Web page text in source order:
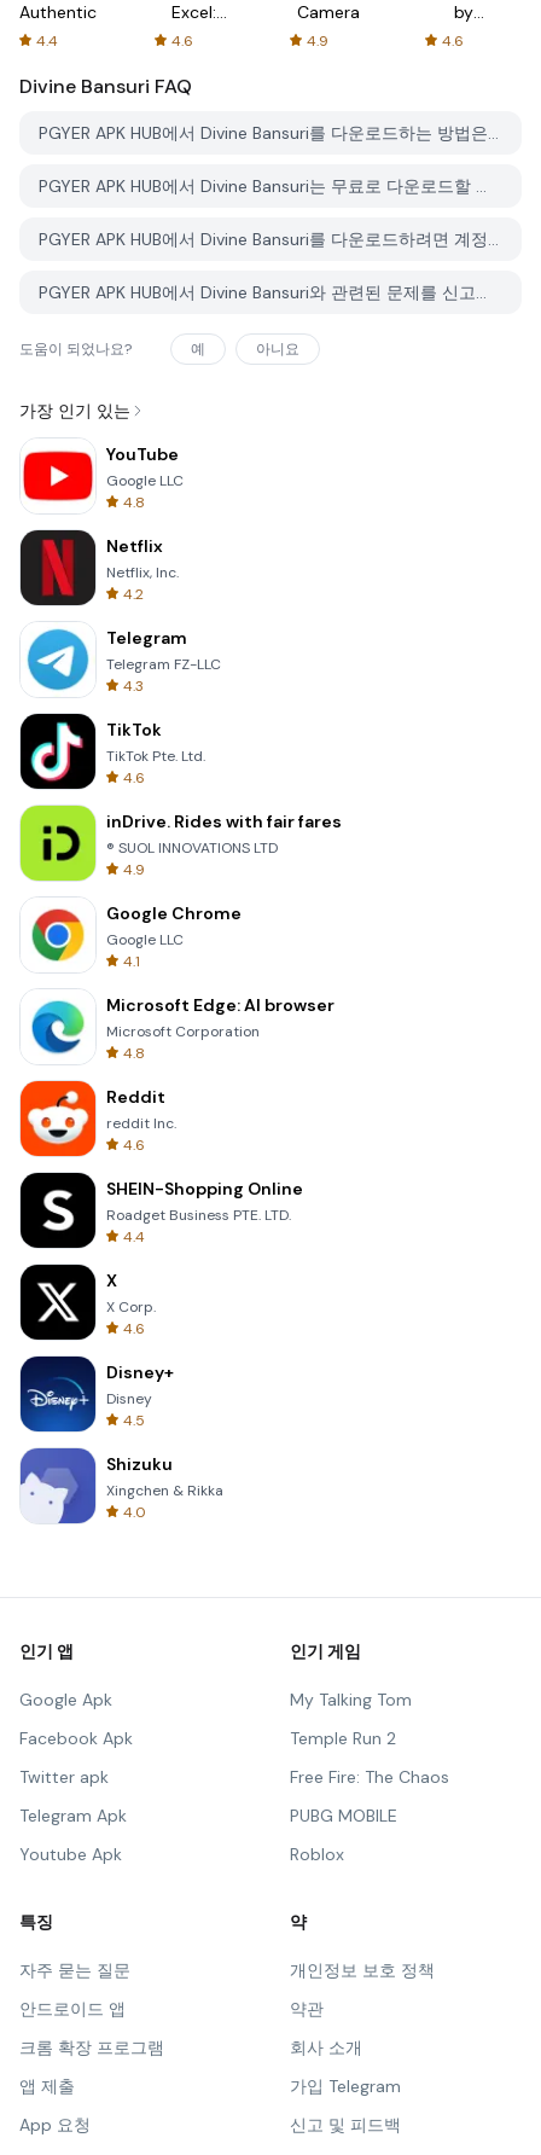
Authenticator
4.4
Excel:
Spreadsheets
4.6
Camera
4.9
by
AFTVnews
4.6
Divine Bansuri FAQ
PGYER APK HUB에서 Divine Bansuri를 다운로드하는 방법은 무엇인가요?
PGYER APK HUB에서 Divine Bansuri는 무료로 다운로드할 수 있나요?
PGYER APK HUB에서 Divine Bansuri를 다운로드하려면 계정이 필요한가요?
PGYER APK HUB에서 Divine Bansuri와 관련된 문제를 신고하는 방법은 무엇인가요?
도움이 되었나요? 예 아니요
가장 인기 있는
YouTube
Google LLC
4.8
Netflix
Netflix, Inc.
4.2
Telegram
Telegram FZ-LLC
4.3
TikTok
TikTok Pte. Ltd.
4.6
inDrive. Rides with fair fares
® SUOL INNOVATIONS LTD
4.9
Google Chrome
Google LLC
4.1
Microsoft Edge: AI browser
Microsoft Corporation
4.8
Reddit
reddit Inc.
4.6
SHEIN-Shopping Online
Roadget Business PTE. LTD.
4.4
X
X Corp.
4.6
Disney+
Disney
4.5
Shizuku
Xingchen & Rikka
4.0
인기 앱
Google Apk
Facebook Apk
Twitter apk
Telegram Apk
Youtube Apk
인기 게임
My Talking Tom
Temple Run 2
Free Fire: The Chaos
PUBG MOBILE
Roblox
특징
자주 묻는 질문
안드로이드 앱
크롬 확장 프로그램
앱 제출
App 요청
약
개인정보 보호 정책
약관
회사 소개
가입 Telegram
신고 및 피드백